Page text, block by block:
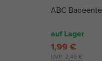
ABC Badeente
auf Lager
UVP: 2,49 €
1,99 €